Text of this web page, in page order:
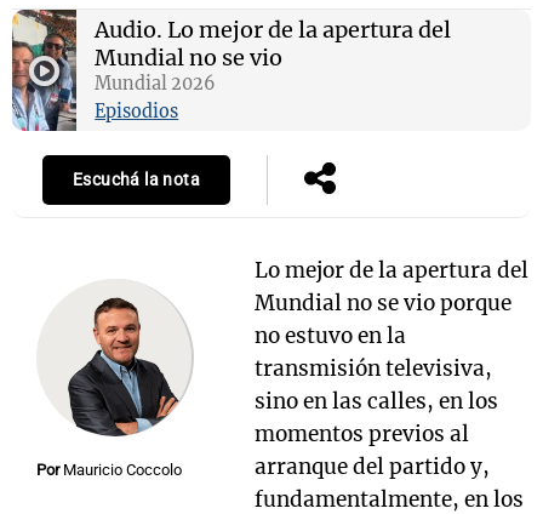
Audio. Lo mejor de la apertura del
Mundial no se vio
Mundial 2026
Episodios
Escuchá la nota
Por Mauricio Coccolo
Lo mejor de la apertura del
Mundial no se vio porque
no estuvo en la
transmisión televisiva,
sino en las calles, en los
momentos previos al
arranque del partido y,
fundamentalmente, en los